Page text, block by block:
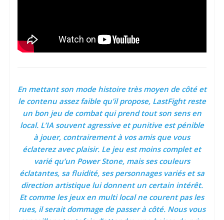
En mettant son mode histoire très moyen de côté et
le contenu assez faible qu’il propose, LastFight reste
un bon jeu de combat qui prend tout son sens en
local. L’IA souvent agressive et punitive est pénible
à jouer, contrairement à vos amis que vous
éclaterez avec plaisir. Le jeu est moins complet et
varié qu’un Power Stone, mais ses couleurs
éclatantes, sa fluidité, ses personnages variés et sa
direction artistique lui donnent un certain intérêt.
Et comme les jeux en multi local ne courent pas les
rues, il serait dommage de passer à côté. Nous vous